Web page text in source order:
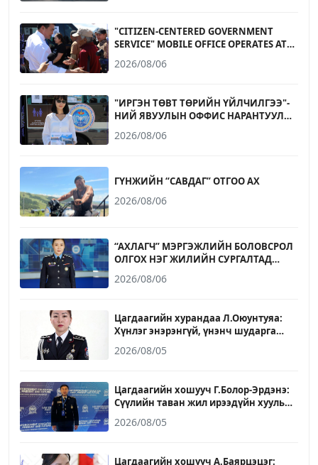
"CITIZEN-CENTERED GOVERNMENT
SERVICE" MOBILE OFFICE OPERATES AT
2026/08/06
"ИРГЭН ТӨВТ ТӨРИЙН ҮЙЛЧИЛГЭЭ"-
НИЙ ЯВУУЛЫН ОФФИС НАРАНТУУЛ
2026/08/06
ГҮНЖИЙН “САВДАГ” ОТГОО АХ
2026/08/06
“АХЛАГЧ” МЭРГЭЖЛИЙН БОЛОВСРОЛ
ОЛГОХ НЭГ ЖИЛИЙН СУРГАЛТАД
НАСНЫ ИРГЭД ЭЛСЭХ БОЛОМЖТОЙ
2026/08/06
Цагдаагийн хурандаа Л.Оюунтуяа:
Хүнлэг энэрэнгүй, үнэнч шударга
баримталж явдаг
2026/08/05
Цагдаагийн хошууч Г.Болор-Эрдэнэ:
Сүүлийн таван жил ирээдүйн хууль
бүтээлтэй ажилласан он жилүүд
2026/08/05
Цагдаагийн хошууч А.Баярцэцэг: